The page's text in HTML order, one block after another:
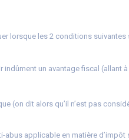
lorsque les 2 conditions suivantes
un avantage fiscal (allant
(on dit alors qu’il n’est pas
abus applicable en matière